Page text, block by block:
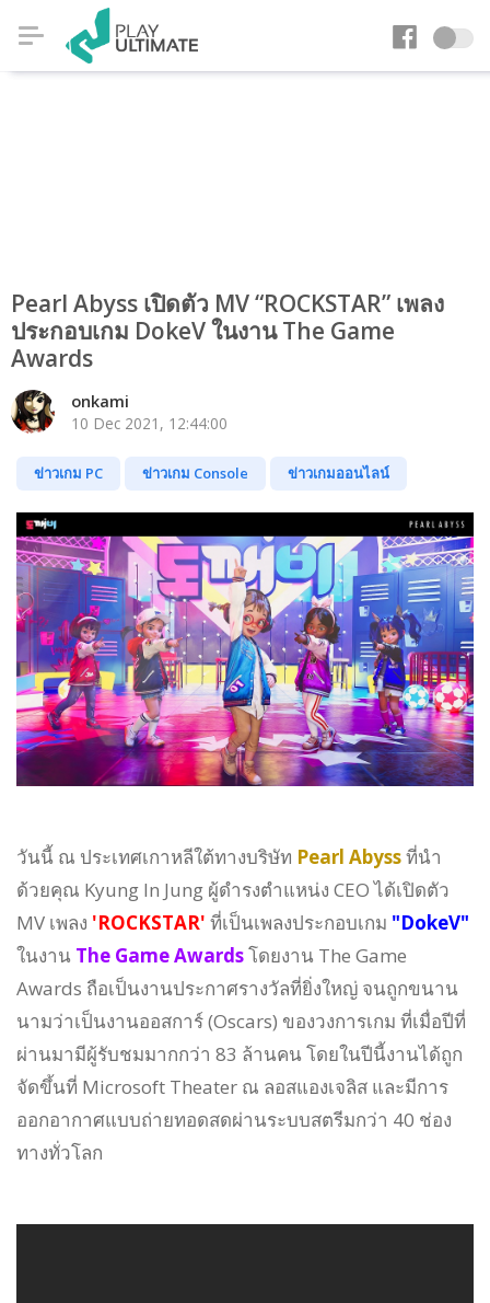
Pearl Abyss เปิดตัว MV “ROCKSTAR” เพลง
ประกอบเกม DokeV ในงาน The Game
Awards
onkami
10 Dec 2021, 12:44:00
ข่าวเกม PC ข่าวเกม Console ข่าวเกมออนไลน์
วันนี้ ณ ประเทศเกาหลีใต้ทางบริษัท Pearl Abyssที่นำ
ด้วยคุณ Kyung In Jung ผู้ดำรงตำแหน่ง CEO ได้เปิดตัว
MV เพลง 'ROCKSTAR' ที่เป็นเพลงประกอบเกม "DokeV"
ในงาน The Game Awardsโดยงาน The Game
Awards ถือเป็นงานประกาศรางวัลที่ยิ่งใหญ่ จนถูกขนาน
นามว่าเป็นงานออสการ์ (Oscars) ของวงการเกม ที่เมื่อปีที่
ผ่านมามีผู้รับชมมากกว่า 83 ล้านคน โดยในปีนี้งานได้ถูก
จัดขึ้นที่ Microsoft Theater ณ ลอสแองเจลิส และมีการ
ออกอากาศแบบถ่ายทอดสดผ่านระบบสตรีมกว่า 40 ช่อง
ทางทั่วโลก